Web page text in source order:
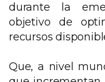
durante la
objetivo de
recursos
Que, a nivel